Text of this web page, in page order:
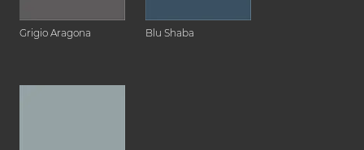
Grigio Aragona Blu Shaba